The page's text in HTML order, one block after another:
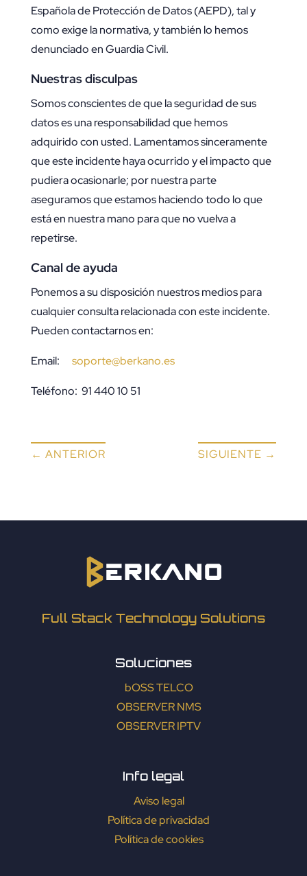
Española de Protección de Datos (AEPD), tal y
como exige la normativa, y también lo hemos
denunciado en Guardia Civil.
Nuestras disculpas
Somos conscientes de que la seguridad de sus
datos es una responsabilidad que hemos
adquirido con usted. Lamentamos sinceramente
que este incidente haya ocurrido y el impacto que
pudiera ocasionarle; por nuestra parte
aseguramos que estamos haciendo todo lo que
está en nuestra mano para que no vuelva a
repetirse.
Canal de ayuda
Ponemos a su disposición nuestros medios para
cualquier consulta relacionada con este incidente.
Pueden contactarnos en:
Email: soporte@berkano.es
Teléfono: 91 440 10 51
← ANTERIOR SIGUIENTE →
Full Stack Technology Solutions
Soluciones
bOSS TELCO
OBSERVER NMS
OBSERVER IPTV
Info legal
Aviso legal
Política de privacidad
Política de cookies